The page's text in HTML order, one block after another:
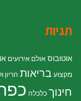
תגיות
אוטובוס אולם אירועים
מקצוע בריאות הריון
חינוך כלכלה